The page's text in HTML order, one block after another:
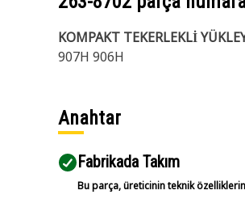
KOMPAKT TEKERLEKLİ
907H 906H
Anahtar
Fabrikada Takım
Bu parça, üreticinin teknik